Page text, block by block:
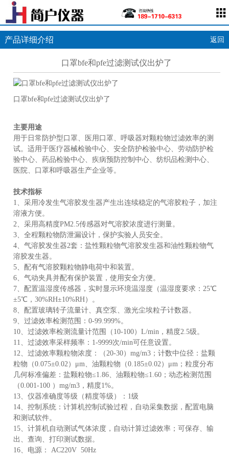
产品详细介绍 返回
口罩bfe和pfe过滤测试仪出炉了
口罩bfe和pfe过滤测试仪出炉了
主要用途
用于日常防护型口罩、医用口罩、呼吸器对颗粒物过滤效率的测
试。适用于医疗器械检验中心、安全防护检验中心、劳动防护检
验中心、药品检验中心、疾病预防控制中心、纺织品检测中心、
医院、口罩和呼吸器生产企业等。
技术指标
1、采用冷发生气溶胶发生器产生出连续稳定的气溶胶粒子，加注
溶液方便。
2、采用高精度PM2.5传感器对气溶胶浓度进行测量。
3、全程颗粒物防泄漏设计，保护实验人员安全。
4、气溶胶发生器2套：盐性颗粒物气溶胶发生器和油性颗粒物气
溶胶发生器。
5、配有气溶胶颗粒物静电荷中和装置。
6、气动夹具并配有保护装置，使用安全方便。
7、配置温湿度传感器，实时显示环境温湿度（温湿度要求：25℃
±5℃，30%RH±10%RH）。
8、配置玻璃转子流量计、真空泵、激光尘埃粒子计数器。
9、过滤效率检测范围：0-99.999%。
10、过滤效率检测流量计范围（10-100）L/min，精度2.5级。
11、过滤效率采样频率：1-9999次/min可任意设置。
12、过滤效率颗粒物浓度：（20-30）mg/m3；计数中位径：盐颗
粒物（0.075±0.02）μm、油颗粒物（0.185±0.02）μm；粒度分布
几何标准偏差：盐颗粒物≤1.86、油颗粒物≤1.60；动态检测范围
（0.001-100 ）mg/m3，精度1%。
13、仪器准确度等级（精度等级）：1级
14、控制系统：计算机控制试验过程，自动采集数据，配置电脑
和测试软件。
15、计算机自动测试气体浓度，自动计算过滤效率；可保存、输
出、查询、打印测试数据。
16、电源： AC220V 50Hz